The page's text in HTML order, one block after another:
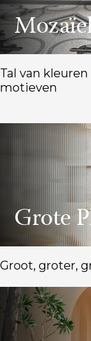
Tal van kleuren
motieven
Grote
Groot, groter,